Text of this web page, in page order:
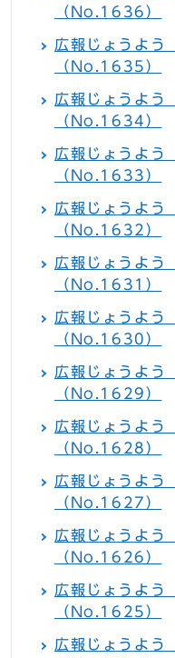
（No.1636）
広報じょうよ
（No.1635）
広報じょうよ
（No.1634）
広報じょうよ
（No.1633）
広報じょうよ
（No.1632）
広報じょうよ
（No.1631）
広報じょうよ
（No.1630）
広報じょうよ
（No.1629）
広報じょうよ
（No.1628）
広報じょうよ
（No.1627）
広報じょうよ
（No.1626）
広報じょうよ
（No.1625）
広報じょうよ